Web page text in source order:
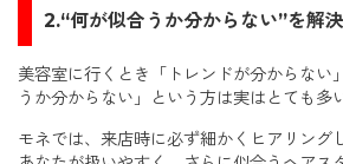
2.“何が似合うか分からない”を解
美容室に行くとき「トレンドが分からない
うか分からない」という方は実はとても多
モネでは、来店時に必ず細かくヒアリング